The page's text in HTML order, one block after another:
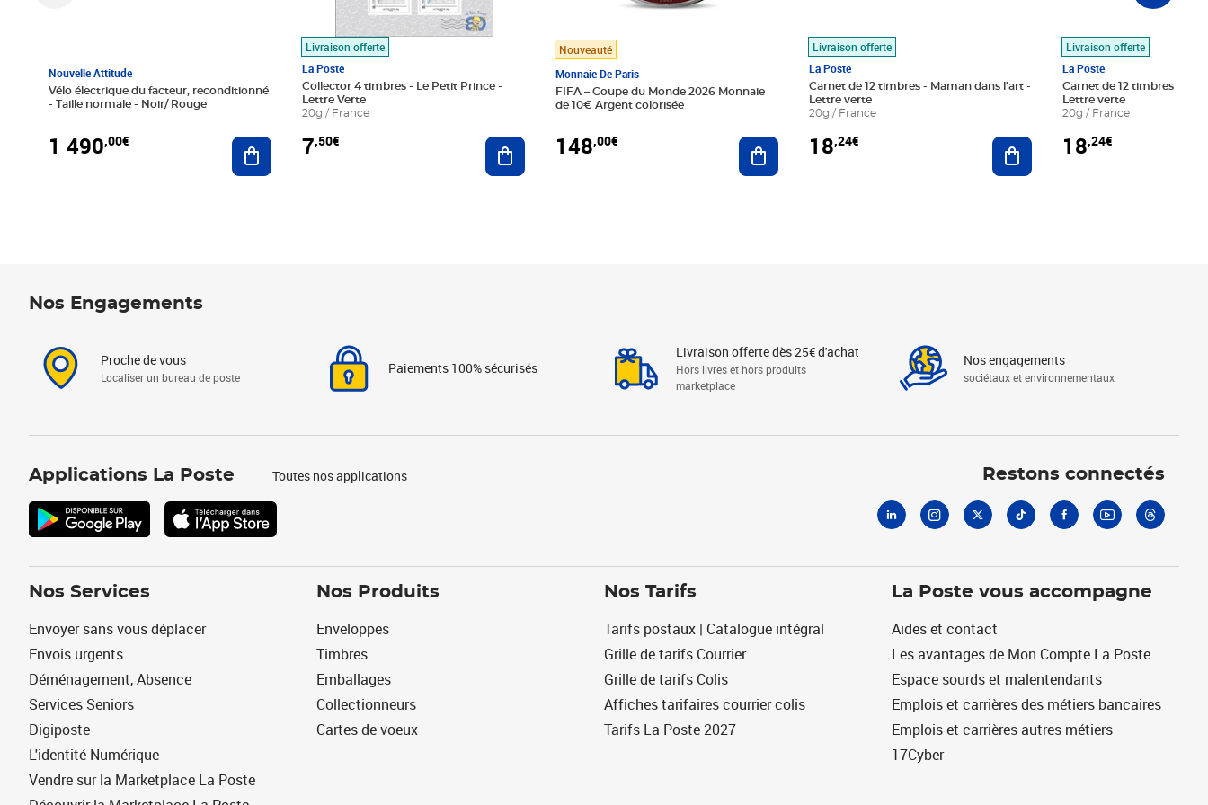
Nouvelle Attitude
Vélo électrique du facteur, reconditionné
- Taille normale - Noir/ Rouge
1 490,00€ Ajouter au panier
Livraison offerte
La Poste
Collector 4 timbres - Le Petit Prince -
Lettre Verte
20g / France
7,50€ Ajouter au panier
Nouveauté
Monnaie De Paris
FIFA – Coupe du Monde 2026 Monnaie
de 10€ Argent colorisée
148,00€ Ajouter au panier
Livraison offerte
La Poste
Carnet de 12 timbres - Maman dans l'art -
Lettre verte
20g / France
18,24€ Ajouter au panier
Livraison offerte
La Poste
Carnet de 12 timbres - Le
Lettre verte
20g / France
18,24€
Nos Engagements
Proche de vous
Localiser un bureau de poste
Paiements 100% sécurisés
Livraison offerte dès 25€ d'achat
Hors livres et hors produits
marketplace
Nos engagements
sociétaux et environnementaux
Applications La Poste Toutes nos applications Restons connectés
Nos Services
Envoyer sans vous déplacer
Envois urgents
Déménagement, Absence
Services Seniors
Digiposte
L'identité Numérique
Vendre sur la Marketplace La Poste
Nos Produits
Enveloppes
Timbres
Emballages
Collectionneurs
Cartes de voeux
Nos Tarifs
Tarifs postaux | Catalogue intégral
Grille de tarifs Courrier
Grille de tarifs Colis
Affiches tarifaires courrier colis
Tarifs La Poste 2027
La Poste vous accompagne
Aides et contact
Les avantages de Mon Compte La Poste
Espace sourds et malentendants
Emplois et carrières des métiers bancaires
Emplois et carrières autres métiers
17Cyber